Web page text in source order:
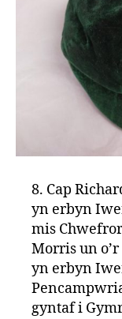
8. Cap
yn erbyn
mis
Morris un
yn erbyn
gyntaf i